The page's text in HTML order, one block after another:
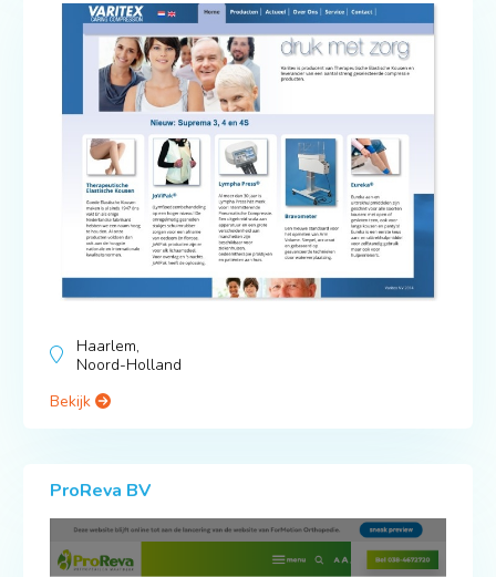
Haarlem,
Noord-Holland
Bekijk
ProReva BV